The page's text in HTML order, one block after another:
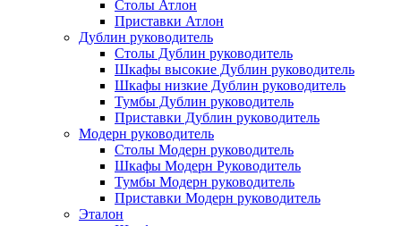
Столы Атлон
Приставки Атлон
Дублин руководитель
Столы Дублин руководитель
Шкафы высокие Дублин руководитель
Шкафы низкие Дублин руководитель
Тумбы Дублин руководитель
Приставки Дублин руководитель
Модерн руководитель
Столы Модерн руководитель
Шкафы Модерн Руководитель
Тумбы Модерн руководитель
Приставки Модерн руководитель
Эталон